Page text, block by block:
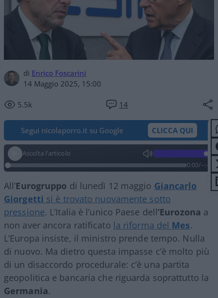
di Enrico Foscarini
14 Maggio 2025, 15:00
5.5k 14
Segui nicolaporro.it su Google CLICCA QUI
Ascolta l'articolo
0:00/--:--
All’Eurogruppo di lunedì 12 maggio Giancarlo
Giorgetti si è trovato nuovamente sotto
pressione. L’Italia è l’unico Paese dell’Eurozona a
non aver ancora ratificato la riforma del Mes.
L’Europa insiste, il ministro prende tempo. Nulla
di nuovo. Ma dietro questa impasse c’è molto più
di un disaccordo procedurale: c’è una partita
geopolitica e bancaria che riguarda soprattutto la
Germania.